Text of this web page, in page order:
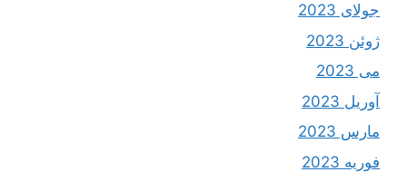
جولای 2023
ژوئن 2023
می 2023
آوریل 2023
مارس 2023
فوریه 2023